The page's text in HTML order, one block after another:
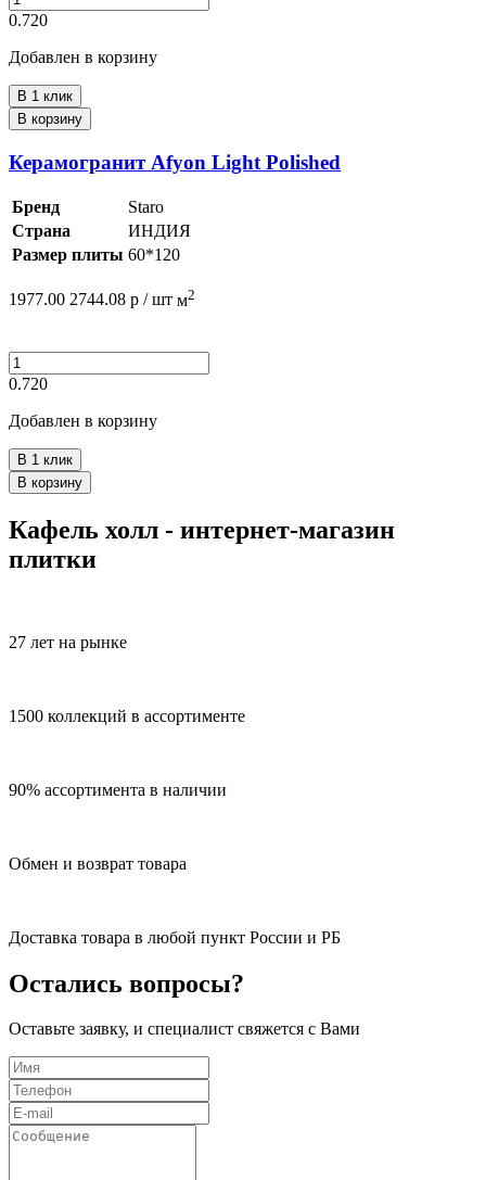
0.720
Добавлен в корзину
В 1 клик
В корзину
Керамогранит Afyon Light Polished
Бренд
Staro
Страна
ИНДИЯ
Размер плиты 60*120
1977.00 2744.08 р / шт м2
0.720
Добавлен в корзину
В 1 клик
В корзину
Кафель холл - интернет-магазин
плитки
27 лет на рынке
1500 коллекций в ассортименте
90% ассортимента в наличии
Обмен и возврат товара
Доставка товара в любой пункт России и РБ
Остались вопросы?
Оставьте заявку, и специалист свяжется с Вами